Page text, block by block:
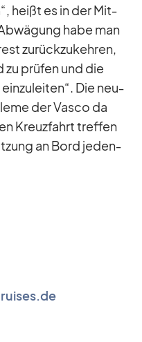
heißt es in der Mit­
habe man
zu­rück­zu­keh­ren,
zu prü­fen und die
Die neu­
der Vasco da
Kreuz­fahrt tref­fen
an Bord je­den­